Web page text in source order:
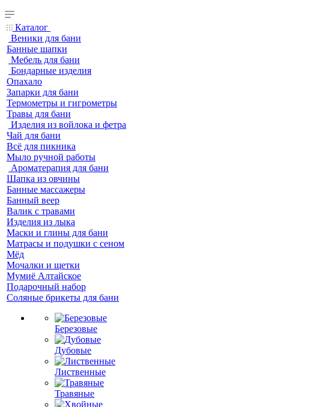
Каталог
Веники для бани
Банные шапки
Мебель для бани
Бондарные изделия
Опахало
Запарки для бани
Термометры и гигрометры
Травы для бани
Изделия из войлока и фетра
Чай для бани
Всё для пикника
Мыло ручной работы
Ароматерапия для бани
Шапка из овчины
Банные массажеры
Банный веер
Валик с травами
Изделия из лыка
Маски и глины для бани
Матрасы и подушки с сеном
Мёд
Мочалки и щетки
Мумиё Алтайское
Подарочный набор
Соляные брикеты для бани
Березовые
Дубовые
Лиственные
Травяные